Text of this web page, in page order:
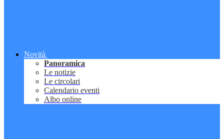
Novità
Panoramica
Le notizie
Le circolari
Calendario eventi
Albo online